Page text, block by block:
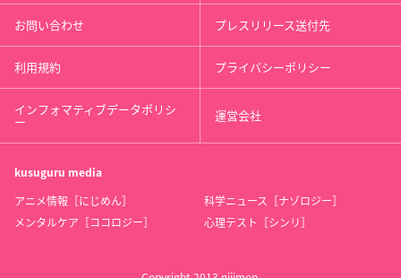
お問い合わせ プレスリリース送付先
利用規約 プライバシーポリシー
インフォマティブデータポリシ
ー 運営会社
kusuguru media
アニメ情報［にじめん］
科学ニュース［ナゾロジー］
メンタルケア［ココロジー］
心理テスト［シンリ］